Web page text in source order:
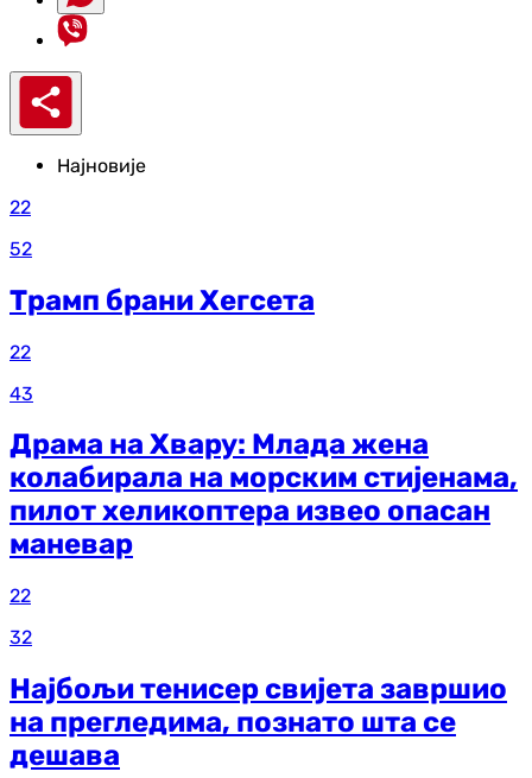
Најновије
22
52
Трамп брани Хегсета
22
43
Драма на Хвару: Млада жена
колабирала на морским стијенама,
пилот хеликоптера извео опасан
маневар
22
32
Најбољи тенисер свијета завршио
на прегледима, познато шта се
дешава